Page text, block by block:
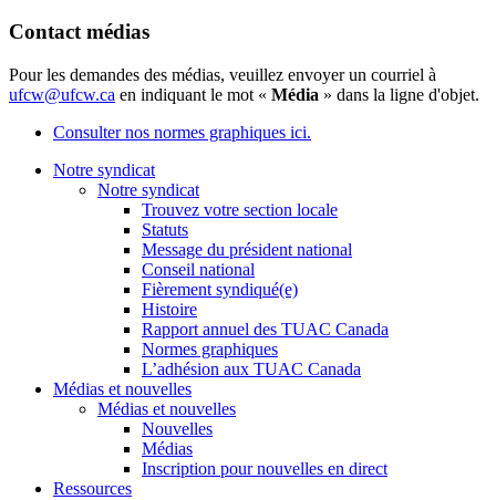
Contact médias
Pour les demandes des médias, veuillez envoyer un courriel à
ufcw@ufcw.ca en indiquant le mot « Média » dans la ligne d'objet.
Consulter nos normes graphiques ici.
Notre syndicat
Notre syndicat
Trouvez votre section locale
Statuts
Message du président national
Conseil national
Fièrement syndiqué(e)
Histoire
Rapport annuel des TUAC Canada
Normes graphiques
L’adhésion aux TUAC Canada
Médias et nouvelles
Médias et nouvelles
Nouvelles
Médias
Inscription pour nouvelles en direct
Ressources